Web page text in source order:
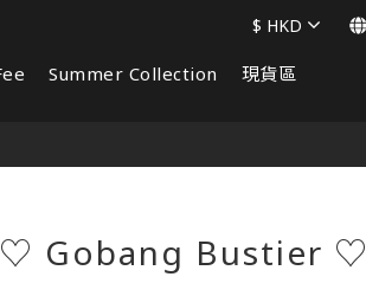
Summer Collection 現貨區
$ HKD
♡ Gobang Bustier ♡